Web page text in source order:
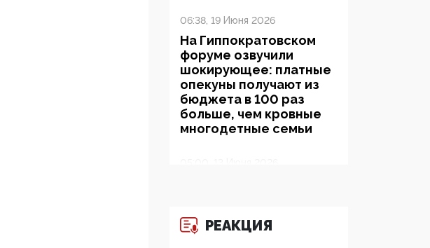
06:38, 19 Июня 2026
На Гиппократовском
форуме озвучили
шокирующее: платные
опекуны получают из
бюджета в 100 раз
больше, чем кровные
многодетные семьи
суверенитет,
РЕАКЦИЯ